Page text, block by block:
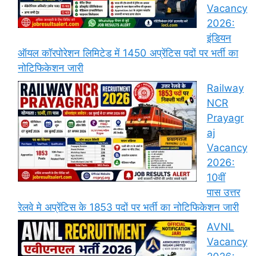
Vacancy
2026:
इंडियन
ऑयल कॉरपोरेशन लिमिटेड में 1450 अप्रेंटिस पदों पर भर्ती का
नोटिफिकेशन जारी
Railway
NCR
Prayagr
aj
Vacancy
2026:
10वीं
पास उत्तर
रेलवे मे अप्रेंटिस के 1853 पदों पर भर्ती का नोटिफिकेशन जारी
AVNL
Vacancy